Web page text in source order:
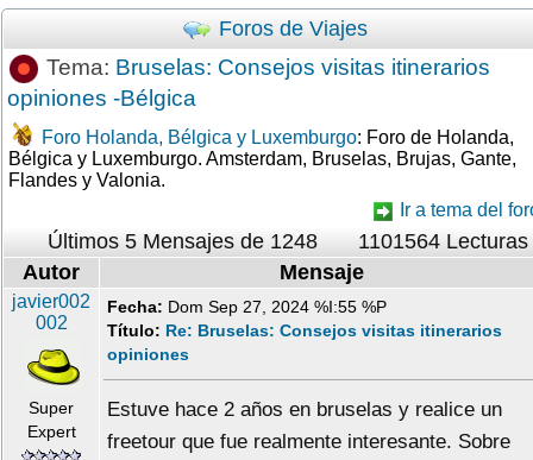
Foros de Viajes
Tema: Bruselas: Consejos visitas itinerarios
opiniones -Bélgica
Foro Holanda, Bélgica y Luxemburgo: Foro de Holanda,
Bélgica y Luxemburgo. Amsterdam, Bruselas, Brujas, Gante,
Flandes y Valonia.
Ir a tema del
Últimos 5 Mensajes de 1248
1101564 Lecturas
Autor
Mensaje
javier002
002
Super
Expert
Fecha: Dom Sep 27, 2024 %I:55 %P
Título: Re: Bruselas: Consejos visitas itinerarios
opiniones
Estuve hace 2 años en bruselas y realice un
freetour que fue realmente interesante. Sobre